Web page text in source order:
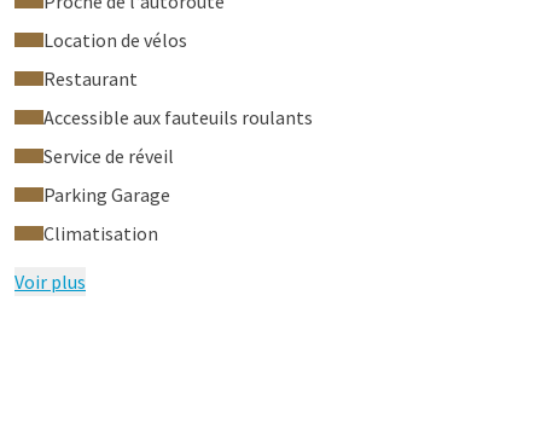
Location de vélos
Restaurant
Accessible aux fauteuils roulants
Service de réveil
Parking Garage
Climatisation
Voir plus